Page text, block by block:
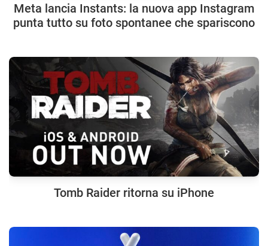
Meta lancia Instants: la nuova app Instagram
punta tutto su foto spontanee che spariscono
Tomb Raider ritorna su iPhone